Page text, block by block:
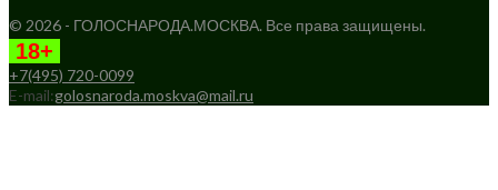
© 2026 - ГОЛОСНАРОДА.МОСКВА. Все права защищены.
18+
+7(495) 720-0099
E-mail:golosnaroda.moskva@mail.ru